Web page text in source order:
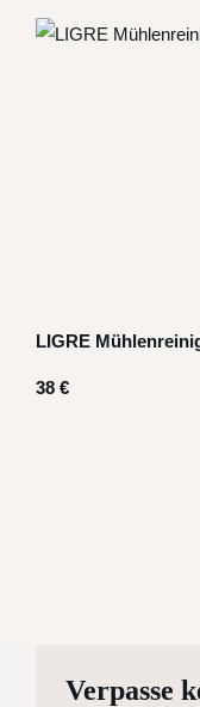
LIGRE
38 €
Verpasse